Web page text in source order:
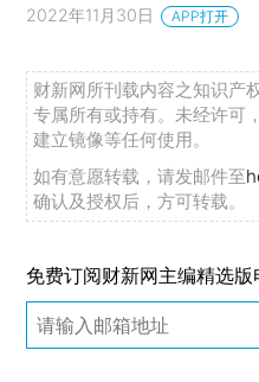
2022年11月30日 APP打开
财新网所刊载内容之知识产
专属所有或持有。未经许可
建立镜像等任何使用。
如有意愿转载，请发邮件至
确认及授权后，方可转载。
免费订阅财新网主编精选版